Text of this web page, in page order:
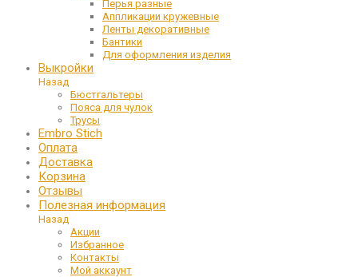
Перья разные
Аппликации кружевные
Ленты декоративные
Бантики
Для оформления изделия
Выкройки
Назад
Бюстгальтеры
Пояса для чулок
Трусы
Embro Stich
Оплата
Доставка
Корзина
Отзывы
Полезная информация
Назад
Акции
Избранное
Контакты
Мой аккаунт